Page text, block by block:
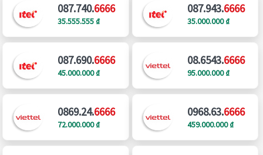
087.740.6666
35.555.555 ₫
087.943.6666
35.000.000 ₫
087.690.6666
45.000.000 ₫
08.6543.6666
95.000.000 ₫
0869.24.6666
72.000.000 ₫
0968.63.6666
459.000.000 ₫